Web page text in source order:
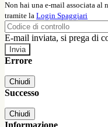
Non hai una e-mail associata al
tramite la Login Spaggiari
E-mail inviata, si prega di
Errore
Chiudi
Successo
Chiudi